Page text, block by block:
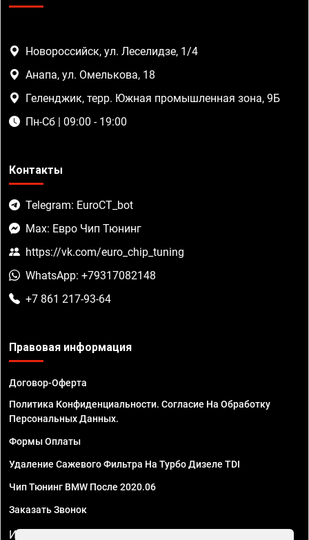
Новороссийск, ул. Леселидзе, 1/4
Анапа, ул. Омелькова, 18
Геленджик, терр. Южная промышленная зона, 9Б
Пн-Сб | 09:00 - 19:00
Контакты
Telegram: EuroCT_bot
Max: Евро Чип Тюнинг
https://vk.com/euro_chip_tuning
WhatsApp: +79317082148
+7 861 217-93-64
Правовая информация
Договор-Оферта
Политика Конфиденциальности. Согласие На Обработку
Персональных Данных.
Формы Оплаты
Удаление Сажевого Фильтра На Турбо Дизеле TDI
Чип Тюнинг BMW После 2020.06
Заказать Звонок
ИП Смирнов Георгий Павлович. ИНН 781302555843,